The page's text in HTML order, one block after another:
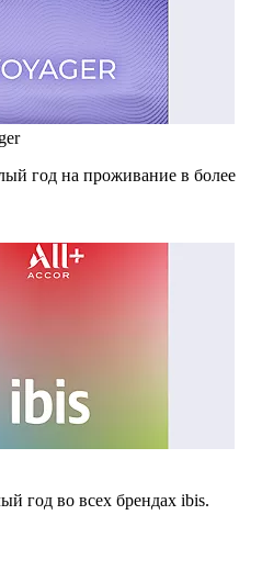
год на проживание в более
год во всех брендах ibis.